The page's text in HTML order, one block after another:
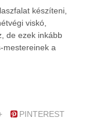
készíteni,
viskó,
de ezek inkább
mestereinek a
PINTEREST